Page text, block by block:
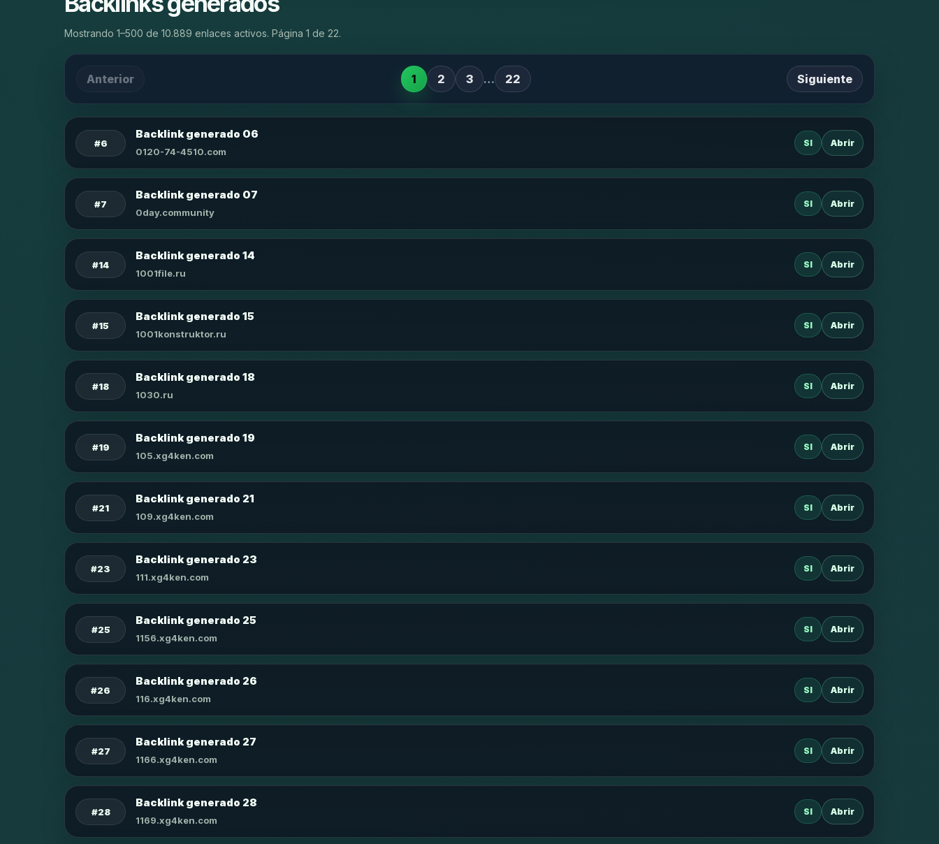
Mostrando 1–500 de 10.889 enlaces activos. Página 1 de 22.
Anterior 1 2 3 … 22 Siguiente
#6
Backlink generado 06
0120-74-4510.com
SI Abrir
#7
Backlink generado 07
0day.community
SI Abrir
#14
Backlink generado 14
1001file.ru
SI Abrir
#15
Backlink generado 15
1001konstruktor.ru
SI Abrir
#18
Backlink generado 18
1030.ru
SI Abrir
#19
Backlink generado 19
105.xg4ken.com
SI Abrir
#21
Backlink generado 21
109.xg4ken.com
SI Abrir
#23
Backlink generado 23
111.xg4ken.com
SI Abrir
#25
Backlink generado 25
1156.xg4ken.com
SI Abrir
#26
Backlink generado 26
116.xg4ken.com
SI Abrir
#27
Backlink generado 27
1166.xg4ken.com
SI Abrir
#28
Backlink generado 28
1169.xg4ken.com
SI Abrir